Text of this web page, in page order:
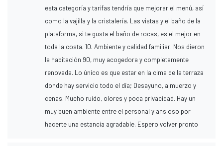
esta categoría y tarifas tendría que mejorar el menú, así
como la vajilla y la cristalería. Las vistas y el baño de la
plataforma, si te gusta el baño de rocas, es el mejor en
toda la costa. 10. Ambiente y calidad familiar. Nos dieron
la habitación 90, muy acogedora y completamente
renovada. Lo único es que estar en la cima de la terraza
donde hay servicio todo el día; Desayuno, almuerzo y
cenas. Mucho ruido, olores y poca privacidad. Hay un
muy buen ambiente entre el personal y ansioso por
hacerte una estancia agradable. Espero volver pronto